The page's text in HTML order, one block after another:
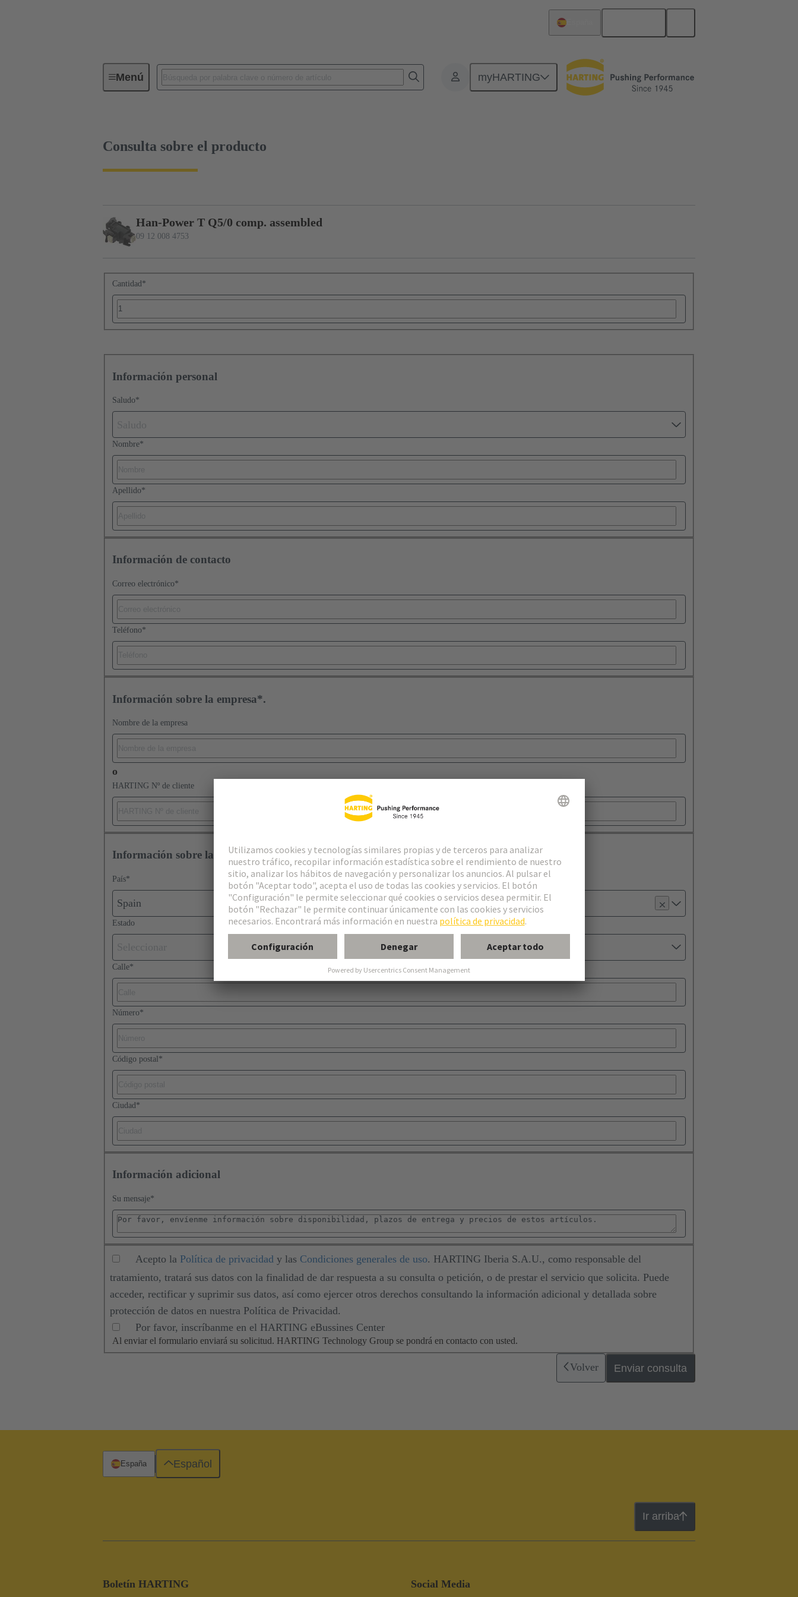
Menú myHARTING
Serie
Consulta sobre el producto
Han-Power T Q5/0 comp. assembled
09 12 008 4753
Cantidad*
Información personal
Saludo*
Nombre*
Apellido*
Información de contacto
Correo electrónico*
Teléfono*
Información sobre la empresa*.
Nombre de la empresa
o
HARTING Nº de cliente
Información sobre la dirección
País*
Spain
Estado
Calle*
Número*
Código postal *
Ciudad *
Información adicional
Su mensaje*
Acepto la Política de privacidad y las Condiciones generales de uso. HARTING Iberia S.A.U., como responsable del
tratamiento, tratará sus datos con la finalidad de dar respuesta a su consulta o petición, o de prestar el servicio que solicita. Puede
acceder, rectificar y suprimir sus datos, así como ejercer otros derechos consultando la información adicional y detallada sobre
protección de datos en nuestra Política de Privacidad.
Por favor, inscríbanme en el HARTING eBussines Center
Al enviar el formulario enviará su solicitud. HARTING Technology Group se pondrá en contacto con usted.
Volver Enviar consulta
Ir arriba
Boletín HARTING Social Media
España Español